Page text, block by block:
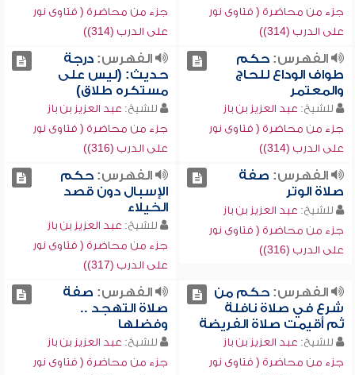
جزء من محاضرة ( فتاوى نور
على الدرب (314))
جزء من محاضرة ( فتاوى نور
على الدرب (314))
الفهرس:حكم
طواف الوداع للحاج
والمعتمر
للشيخ: عبد العزيز بن باز
جزء من محاضرة ( فتاوى نور
على الدرب (314))
الفهرس:درجة
حديث: (ليس على
مستكره طلاق)
للشيخ: عبد العزيز بن باز
جزء من محاضرة ( فتاوى نور
على الدرب (316))
الفهرس: صفة
صلاة الوتر
للشيخ: عبد العزيز بن باز
جزء من محاضرة ( فتاوى نور
على الدرب (316))
الفهرس:حكم
الإسبال دون قصد
الخيلاء
للشيخ: عبد العزيز بن باز
جزء من محاضرة ( فتاوى نور
على الدرب (317))
الفهرس:حكم من
شرع في صلاة نافلة
ثم أقيمت صلاة الفريضة
للشيخ: عبد العزيز بن باز
جزء من محاضرة ( فتاوى نور
الفهرس: صفة
صلاة التهجد ..
وفضلها
للشيخ: عبد العزيز بن باز
جزء من محاضرة ( فتاوى نور